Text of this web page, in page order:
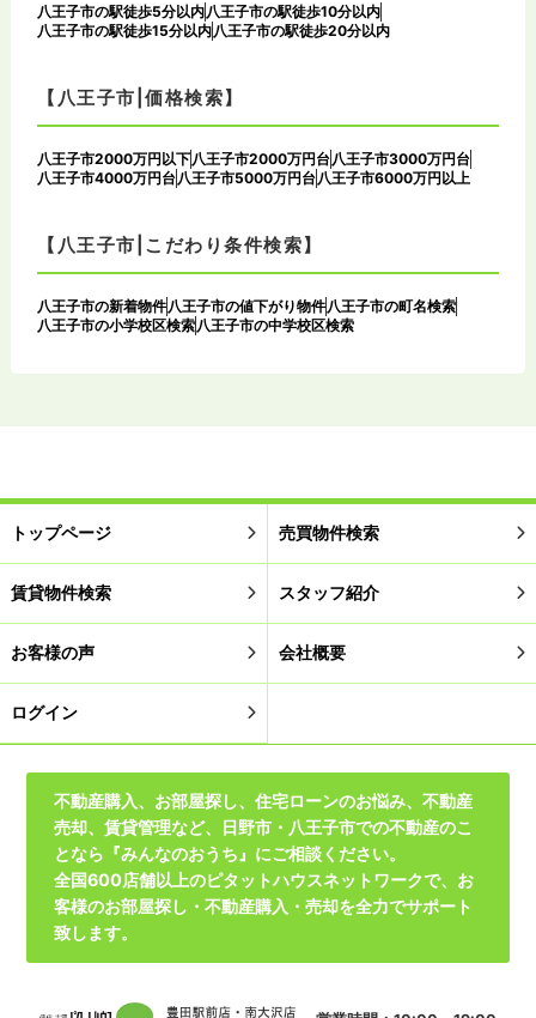
八王子市の駅徒歩5分以内 八王子市の駅徒歩10分以内
八王子市の駅徒歩15分以内 八王子市の駅徒歩20分以内
【八王子市|価格検索】
八王子市2000万円以下 八王子市2000万円台 八王子市3000万円台
八王子市4000万円台 八王子市5000万円台 八王子市6000万円以上
【八王子市|こだわり条件検索】
八王子市の新着物件八王子市の値下がり物件八王子市の町名検索
八王子市の小学校区検索八王子市の中学校区検索
トップページ 売買物件検索
賃貸物件検索 スタッフ紹介
お客様の声 会社概要
ログイン
不動産購入、お部屋探し、住宅ローンのお悩み、不動産
売却、賃貸管理など、日野市・八王子市での不動産のこ
となら『みんなのおうち』にご相談ください。
全国600店舗以上のピタットハウスネットワークで、お
客様のお部屋探し・不動産購入・売却を全力でサポート
致します。